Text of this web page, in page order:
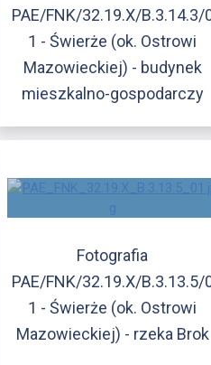
PAE/FNK/32.19.X/B.3.14.3/
1 - Świerże (ok. Ostrowi
Mazowieckiej) - budynek
mieszkalno-gospodarczy
Fotografia
PAE/FNK/32.19.X/B.3.13.5/
1 - Świerże (ok. Ostrowi
Mazowieckiej) - rzeka Brok